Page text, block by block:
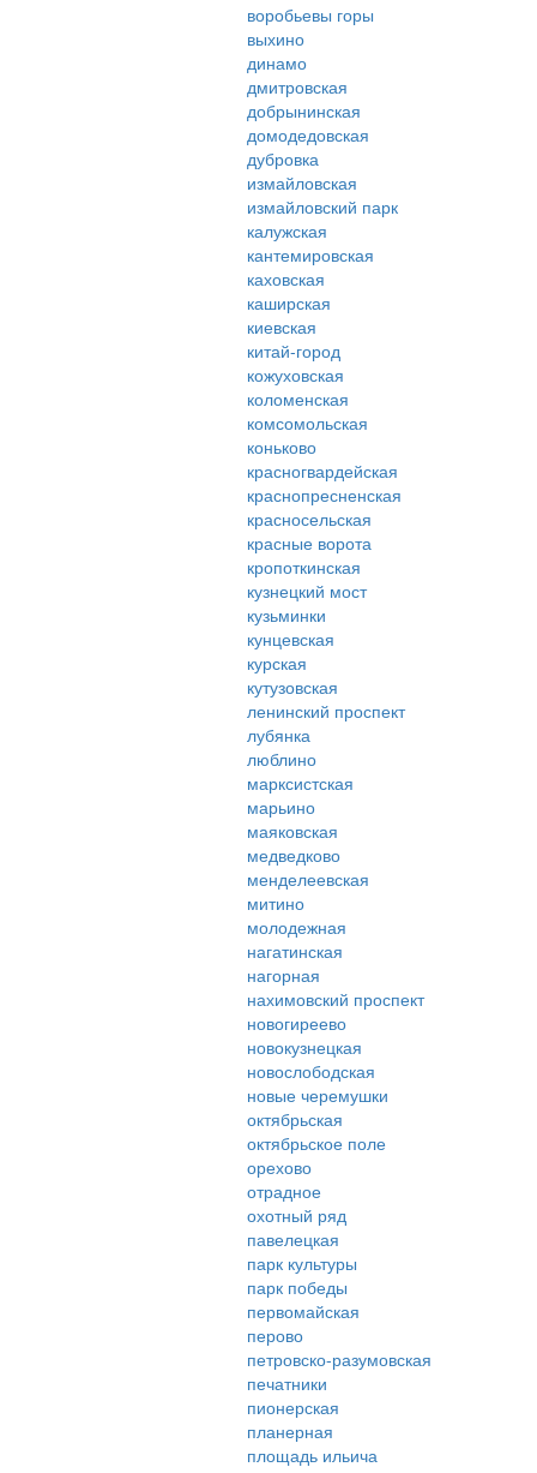
воробьевы горы
выхино
динамо
дмитровская
добрынинская
домодедовская
дубровка
измайловская
измайловский парк
калужская
кантемировская
каховская
каширская
киевская
китай-город
кожуховская
коломенская
комсомольская
коньково
красногвардейская
краснопресненская
красносельская
красные ворота
кропоткинская
кузнецкий мост
кузьминки
кунцевская
курская
кутузовская
ленинский проспект
лубянка
люблино
марксистская
марьино
маяковская
медведково
менделеевская
митино
молодежная
нагатинская
нагорная
нахимовский проспект
новогиреево
новокузнецкая
новослободская
новые черемушки
октябрьская
октябрьское поле
орехово
отрадное
охотный ряд
павелецкая
парк культуры
парк победы
первомайская
перово
петровско-разумовская
печатники
пионерская
планерная
площадь ильича